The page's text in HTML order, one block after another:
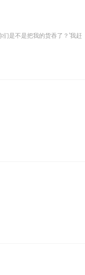
是不是把我的货吞了？’我赶